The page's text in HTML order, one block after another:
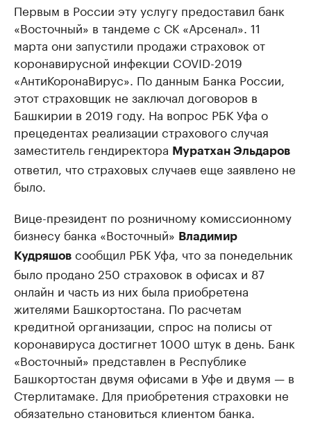
Первым в России эту услугу предоставил банк
«Восточный» в тандеме с СК «Арсенал». 11
марта они запустили продажи страховок от
коронавирусной инфекции COVID-2019
«АнтиКоронаВирус». По данным Банка России,
этот страховщик не заключал договоров в
Башкирии в 2019 году. На вопрос РБК Уфа о
прецедентах реализации страхового случая
заместитель гендиректора Муратхан Эльдаров
ответил, что страховых случаев еще заявлено не
было.
Вице-президент по розничному комиссионному
бизнесу банка «Восточный» Владимир
Кудряшов сообщил РБК Уфа, что за понедельник
было продано 250 страховок в офисах и 87
онлайн и часть из них была приобретена
жителями Башкортостана. По расчетам
кредитной организации, спрос на полисы от
коронавируса достигнет 1000 штук в день. Банк
«Восточный» представлен в Республике
Башкортостан двумя офисами в Уфе и двумя — в
Стерлитамаке. Для приобретения страховки не
обязательно становиться клиентом банка.